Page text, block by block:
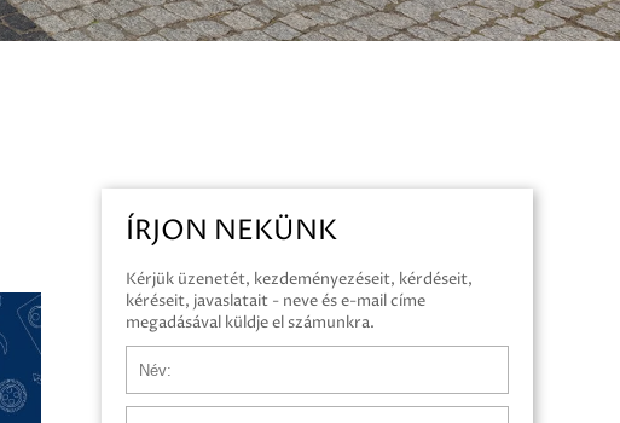
ÍRJON NEKÜNK
Kérjük üzenetét, kezdeményezéseit, kérdéseit,
kéréseit, javaslatait - neve és e-mail címe
megadásával küldje el számunkra.